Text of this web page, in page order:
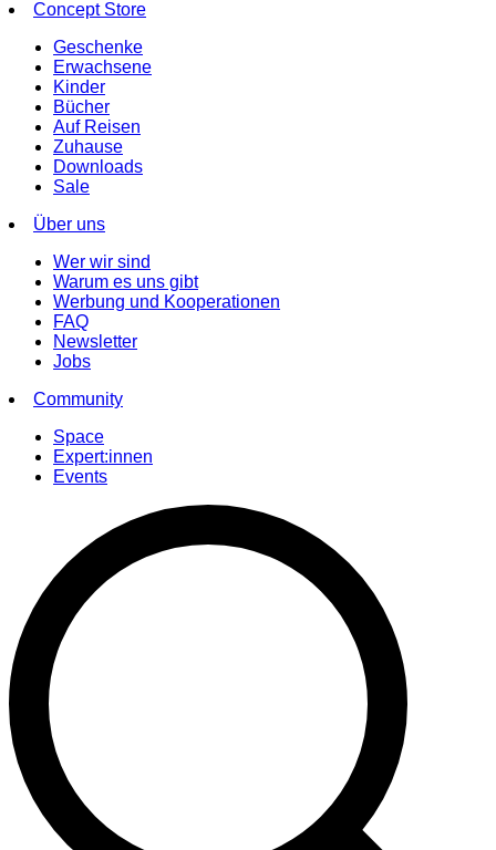
Concept Store
Geschenke
Erwachsene
Kinder
Bücher
Auf Reisen
Zuhause
Downloads
Sale
Über uns
Wer wir sind
Warum es uns gibt
Werbung und Kooperationen
FAQ
Newsletter
Jobs
Community
Space
Expert:innen
Events